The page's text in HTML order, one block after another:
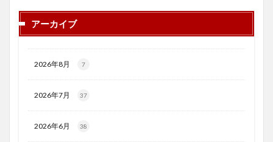
アーカイブ
2026年8月 7
2026年7月 37
2026年6月 38